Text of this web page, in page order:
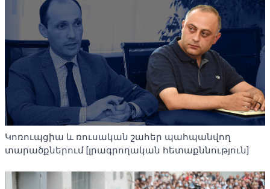
Կոռուպցիա և ռուսական շահեր պահպանվող
տարածքներում [լրագրողական հետաքննություն]